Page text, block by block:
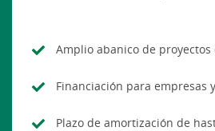
Amplio abanico de
Financiación para empresas
Plazo de amortización de